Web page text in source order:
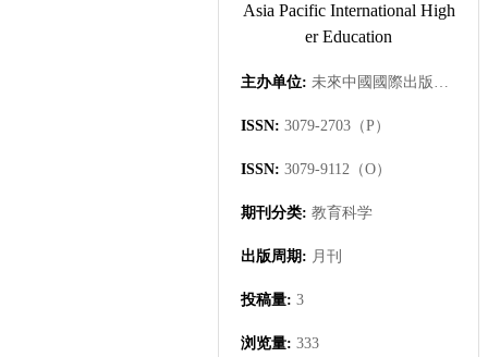
Asia Pacific International High
er Education
主办单位: 未來中國國際出版集團有限公司
ISSN: 3079-2703（P）
ISSN: 3079-9112（O）
期刊分类: 教育科学
出版周期: 月刊
投稿量: 3
浏览量: 333